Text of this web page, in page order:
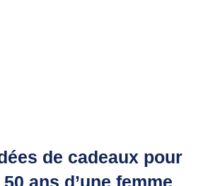
de cadeaux pour